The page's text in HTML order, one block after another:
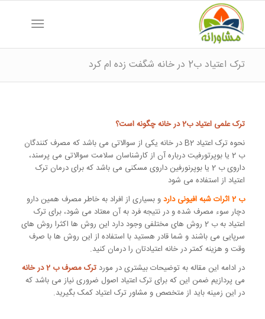
ترک اعتیاد ب2 در خانه شگفت زده ام کرد
ترک علمی اعتیاد ب2 در خانه چگونه است؟
نحوه ترک اعتیاد B2 در خانه یکی از سوالاتی می باشد که مصرف کنندگان
ب 2 یا بوپرتورفیت درباره آن از کارشناسان سلامت سوالاتی می پرسند،
داروی ب 2 یا بوپرنورفین داروی مسکنی می باشد که برای درمان ترک
اعتیاد از استفاده می شود
ب 2 اثرات شبه افیونی دارد
و بسیاری از افراد به خاطر مصرف همین دارو
دچار سوء مصرف شده و در نتیجه فرد به آن معتاد می شود، برای ترک
اعتیاد به ب 2 روش های مختلفی وجود دارد این روش ها اکثرا روش های
سرپایی می باشند و شما قادر هستید با استفاده از این روش ها با صرف
وقت و هزینه کمتر در خانه اعتیادتان را درمان کنید.
در ادامه این مقاله به توضیحات بیشتری در مورد ترک مصرف ب 2 در خانه
می پردازیم ضمن این که برای ترک اعتیاد اصول ضروری نیاز می باشد که
در این زمینه باید از متخصص و مشاور ترک اعتیاد کمک بگیرید.